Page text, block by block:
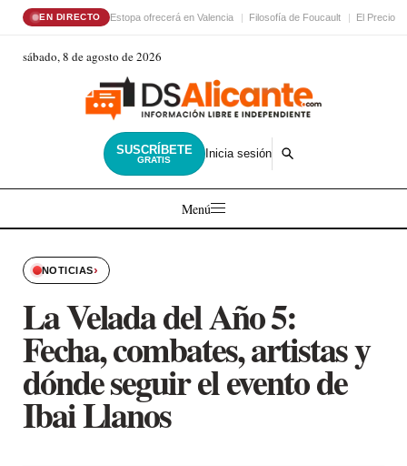
EN DIRECTO Estopa ofrecerá en Valencia Filosofía de Foucault El Precio
sábado, 8 de agosto de 2026
SUSCRÍBETE
GRATIS Inicia sesión
Menú
NOTICIAS›
La Velada del Año 5:
Fecha, combates, artistas y
dónde seguir el evento de
Ibai Llanos